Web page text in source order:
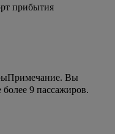
прибытия
Примечание. Вы
9 пассажиров.